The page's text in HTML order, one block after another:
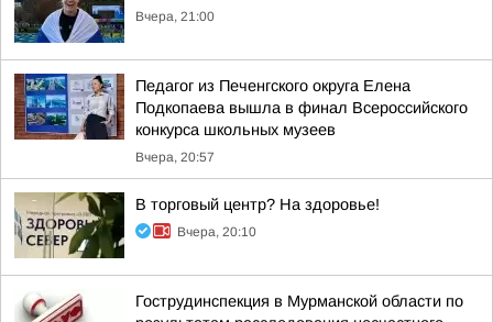
Вчера, 21:00
Педагог из Печенгского округа Елена
Подкопаева вышла в финал Всероссийского
конкурса школьных музеев
Вчера, 20:57
В торговый центр? На здоровье!
Вчера, 20:10
Гострудинспекция в Мурманской области по